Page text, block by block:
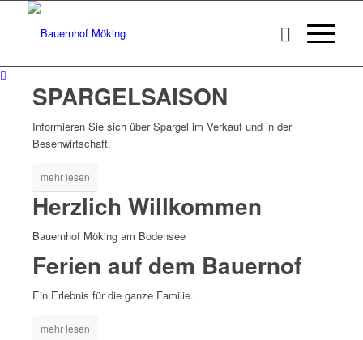
SPARGELSAISON
Informieren Sie sich über Spargel im Verkauf und in der
Besenwirtschaft.
mehr lesen
Herzlich Willkommen
Bauernhof Möking am Bodensee
Ferien auf dem Bauernof
Ein Erlebnis für die ganze Familie.
mehr lesen